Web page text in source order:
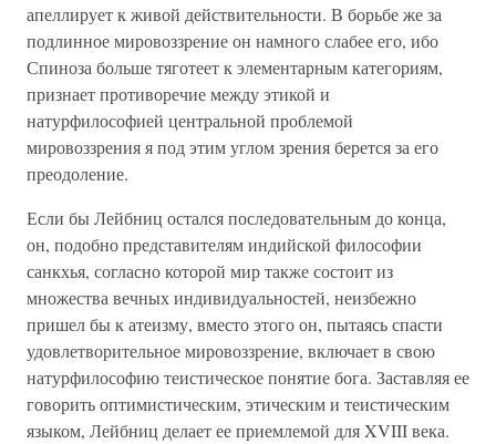
апеллирует к живой действительности. В борьбе же за
подлинное мировоззрение он намного слабее его, ибо
Спиноза больше тяготеет к элементарным категориям,
признает противоречие между этикой и
натурфилософией центральной проблемой
мировоззрения я под этим углом зрения берется за его
преодоление.
Если бы Лейбниц остался последовательным до конца,
он, подобно представителям индийской философии
санкхья, согласно которой мир также состоит из
множества вечных индивидуальностей, неизбежно
пришел бы к атеизму, вместо этого он, пытаясь спасти
удовлетворительное мировоззрение, включает в свою
натурфилософию теистическое понятие бога. Заставляя ее
говорить оптимистическим, этическим и теистическим
языком, Лейбниц делает ее приемлемой для XVIII века.